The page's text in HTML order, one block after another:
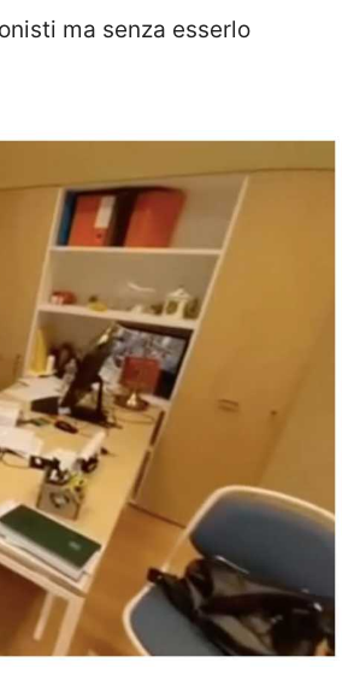
ma senza esserlo